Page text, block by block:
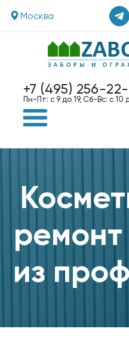
Москва
+7 (495) 256-
Пн-Пт: с 9 до 19, Сб-Вс: с 10
из